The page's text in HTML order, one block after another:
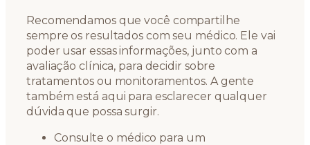
Recomendamos que você compartilhe
sempre os resultados com seu médico. Ele vai
poder usar essas informações, junto com a
avaliação clínica, para decidir sobre
tratamentos ou monitoramentos. A gente
também está aqui para esclarecer qualquer
dúvida que possa surgir.
Consulte o médico para um